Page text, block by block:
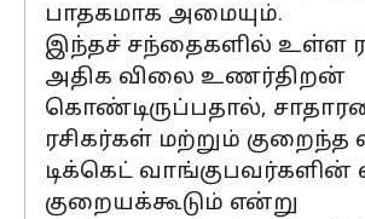
பாதகமாக அமையும்.
இந்தச் சந்தைகளில் உள்ள
அதிக விலை உணர்திறன்
கொண்டிருப்பதால்,
ரசிகர்கள் மற்றும் குறைந்த
டிக்கெட் வாங்குபவர்களின்
குறையக்கூடும் என்று